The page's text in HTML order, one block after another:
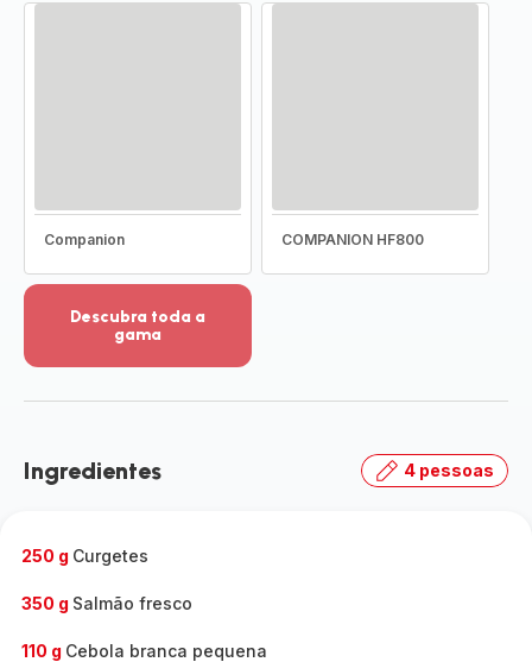
Companion COMPANION HF800
Descubra toda a
gama
detalhes
toda
Ingredientes 4 pessoas
250 g Curgetes
350 g Salmão fresco
110 g Cebola branca pequena